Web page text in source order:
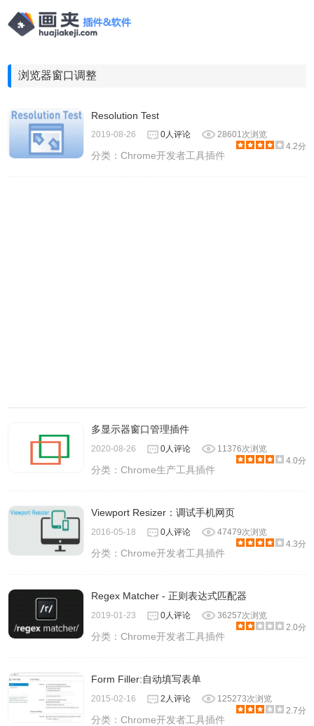
浏览器窗口调整
Resolution Test
2019-08-26 0人评论
28601次浏览
4.2分
分类：Chrome开发者工具插件
多显示器窗口管理插件
2020-08-26 0人评论
11376次浏览
4.0分
分类：Chrome生产工具插件
Viewport Resizer：调试手机网页
2016-05-18 0人评论
47479次浏览
4.3分
分类：Chrome开发者工具插件
Regex Matcher - 正则表达式匹配器
2019-01-23 0人评论
36257次浏览
2.0分
分类：Chrome开发者工具插件
Form Filler:自动填写表单
2015-02-16 2人评论
125273次浏览
2.7分
分类：Chrome开发者工具插件